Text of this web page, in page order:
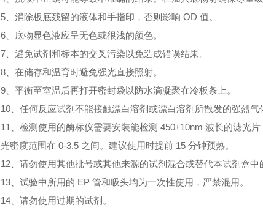
5、消除板底残留的液体和手指印，否则影响 OD 值。
6、底物显色液应呈无色或很浅的颜色。
7、避免试剂和标本的交叉污染以免造成错误结果。
8、在储存和温育时避免强光直接照射。
9、平衡至室温后再打开密封袋以防水滴凝聚在冷板条上。
10、任何反应试剂不能接触漂白溶剂或漂白溶剂所散发的强烈
11、检测使用的酶标仪需要安装能检测 450±10nm 波长的滤光片
光密度范围在 0-3.5 之间。建议使用时提前 15 分钟预热。
12、请勿使用其他批号或其他来源的试剂混合或替代本试剂盒中
13、试验中所用的 EP 管和吸头均为一次性使用，严禁混用。
14、请勿使用过期的试剂。